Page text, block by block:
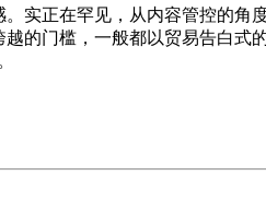
正在罕见，从内容管控的角
的门槛，一般都以贸易告白